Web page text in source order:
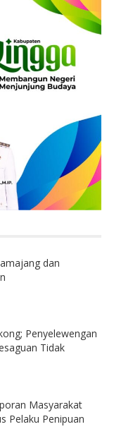
dan
Penyelewengan
Tidak
Masyarakat
Pelaku Penipuan